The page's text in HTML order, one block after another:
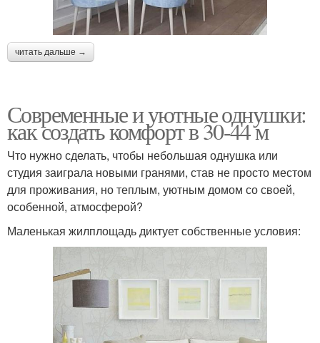
читать дальше →
Современные и уютные однушки:
как создать комфорт в 30-44 м
Что нужно сделать, чтобы небольшая однушка или
студия заиграла новыми гранями, став не просто местом
для проживания, но теплым, уютным домом со своей,
особенной, атмосферой?
Маленькая жилплощадь диктует собственные условия: